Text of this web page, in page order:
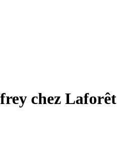
chez Laforêt